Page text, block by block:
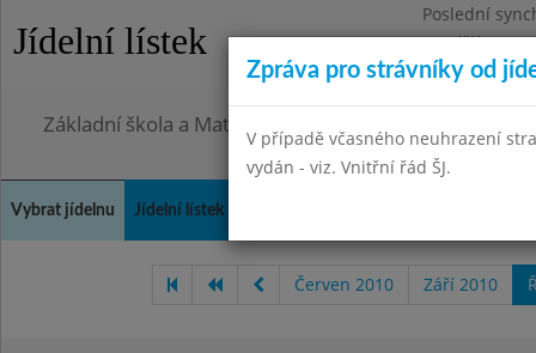
Jídelní lístek
Poslední
Pondělí
Omezení
Základní škola a Mateřská škola, Praha 4, Ohradní 49
Vybrat jídelnu Jídelní lístek
Červen 2010 Září 2010
Zpráva pro strávníky od
V případě včasného neuhrazení
vydán - viz. Vnitřní řád ŠJ.